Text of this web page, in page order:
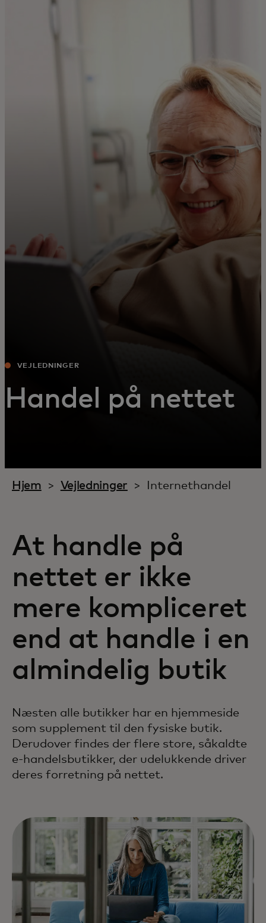
Uddannelsessmateriale
VEJLEDNINGER
Handel på nettet
Hjem > Vejledninger > Internethandel
At handle på
nettet er ikke
mere kompliceret
end at handle i en
almindelig butik
Næsten alle butikker har en hjemmeside
som supplement til den fysiske butik.
Derudover findes der flere store, såkaldte
e-handelsbutikker, der udelukkende driver
deres forretning på nettet.